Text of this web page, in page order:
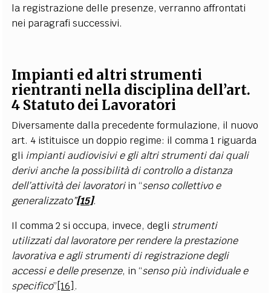
la registrazione delle presenze, verranno affrontati
nei paragrafi successivi.
Impianti ed altri strumenti
rientranti nella disciplina dell’art.
4 Statuto dei Lavoratori
Diversamente dalla precedente formulazione, il nuovo
art. 4 istituisce un doppio regime: il comma 1 riguarda
gli impianti audiovisivi e gli altri strumenti dai quali
derivi anche la possibilità di controllo a distanza
dell’attività dei lavoratoriin “senso collettivo e
generalizzato”[15].
Il comma 2 si occupa, invece, degli strumenti
utilizzati dal lavoratore per rendere la prestazione
lavorativa e agli strumenti di registrazione degli
accessi e delle presenze, in “senso più individuale e
specifico”[16] .